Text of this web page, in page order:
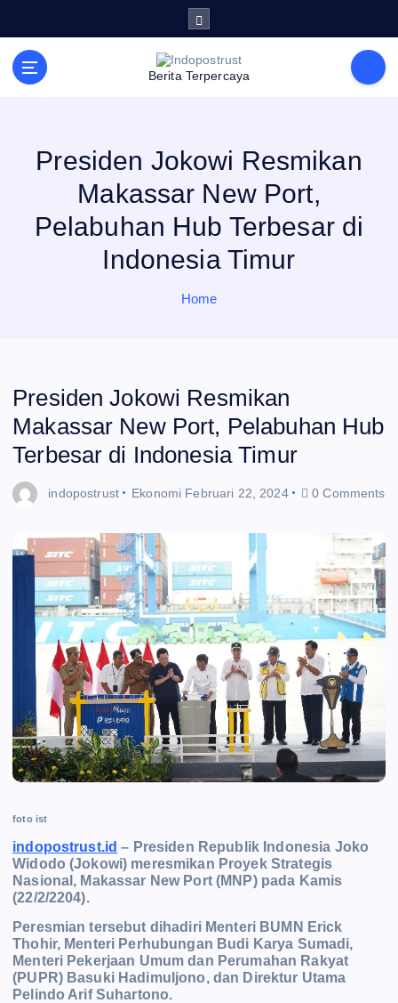
i
Berita Terpercaya
Presiden Jokowi Resmikan
Makassar New Port,
Pelabuhan Hub Terbesar di
Indonesia Timur
Home
Presiden Jokowi Resmikan
Makassar New Port, Pelabuhan Hub
Terbesar di Indonesia Timur
indopostrust Ekonomi Februari 22, 2024 0 Comments
foto ist
indopostrust.id – Presiden Republik Indonesia Joko
Widodo (Jokowi) meresmikan Proyek Strategis
Nasional, Makassar New Port (MNP) pada Kamis
(22/2/2204).
Peresmian tersebut dihadiri Menteri BUMN Erick
Thohir, Menteri Perhubungan Budi Karya Sumadi,
Menteri Pekerjaan Umum dan Perumahan Rakyat
(PUPR) Basuki Hadimuljono, dan Direktur Utama
Pelindo Arif Suhartono.